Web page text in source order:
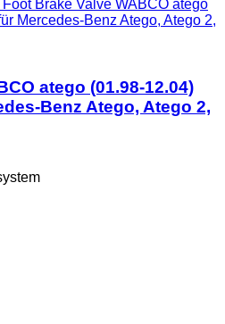
Foot Brake Valve WABCO atego
Mercedes-Benz Atego, Atego 2,
atego (01.98-12.04)
Benz Atego, Atego 2,